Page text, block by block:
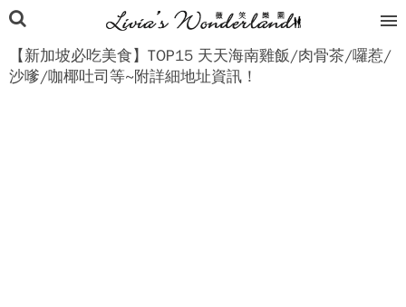
【新加坡必吃美食】TOP15 天天海南雞飯/肉骨茶/囉惹/
沙嗲/咖椰吐司等~附詳細地址資訊！